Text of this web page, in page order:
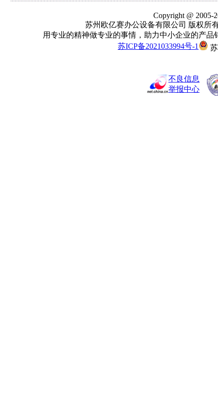
Copyright @ 2005-
苏州欧亿赛办公设备有限公司 版权所
用专业的精神做专业的事情，助力中小企业的产
苏ICP备2021033994号-1
不良信息
举报中心